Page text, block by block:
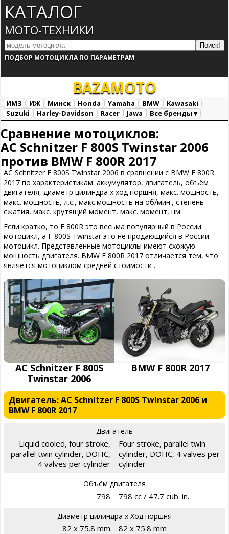
КАТАЛОГ
МОТО-ТЕХНИКИ
ПОДБОР МОТОЦИКЛА ПО ПАРАМЕТРАМ
BAZAMOTO
ИМЗ ИЖ Минск Honda Yamaha BMW
Kawasaki
Suzuki
Harley-Davidson Racer Jawa
Все бренды ▾
Сравнение мотоциклов:
AC Schnitzer F 800S Twinstar 2006
против BMW F 800R 2017
AC Schnitzer F 800S Twinstar 2006 в сравнении с BMW F 800R
2017 по характеристикам: аккумулятор, двигатель, объём
двигателя, диаметр цилиндра х ход поршня, макс. мощность,
макс. мощность, л.с., макс.мощность на об/мин., степень
сжатия, макс. крутящий момент, макс. момент, нм.
Если кратко, то F 800R это весьма популярный в России
мотоцикл, а F 800S Twinstar это не продающийся в России
мотоцикл. Представленные мотоциклы имеют схожую
мощность двигателя. BMW F 800R 2017 отличается тем, что
является мотоциклом средней стоимости .
AC Schnitzer F 800S
Twinstar 2006
BMW F 800R 2017
Двигатель: AC Schnitzer F 800S Twinstar 2006 и
BMW F 800R 2017
Двигатель
Liquid cooled, four stroke,
parallel twin cylinder, DOHC,
4 valves per cylinder
Four stroke, parallel twin
cylinder, DOHC, 4 valves per
cylinder
Объём двигателя
798 798 cc / 47.7 cub. in.
Диаметр цилиндра х Ход поршня
82 x 75.8 mm 82 x 75.8 mm